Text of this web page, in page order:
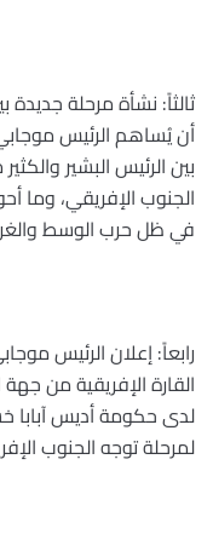
ثالثاً: نشأة مرحلة جديدة
أن يُساهم الرئيس
بين الرئيس البشير
الجنوب الإفريقي، وما
في ظل حرب الوسط
رابعاً: إعلان الرئيس
القارة الإفريقية من
لدى حكومة أديس آبابا
لمرحلة توجه الجنوب